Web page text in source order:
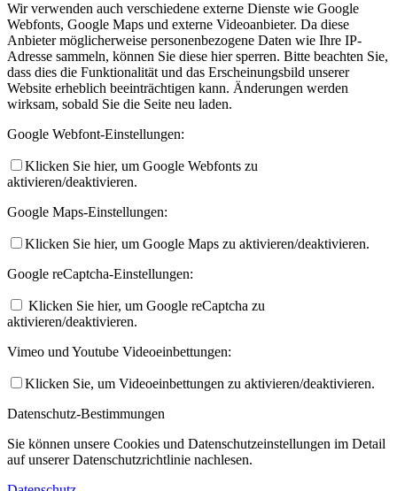
Wir verwenden auch verschiedene externe Dienste wie Google
Webfonts, Google Maps und externe Videoanbieter. Da diese
Anbieter möglicherweise personenbezogene Daten wie Ihre IP-
Adresse sammeln, können Sie diese hier sperren. Bitte beachten Sie,
dass dies die Funktionalität und das Erscheinungsbild unserer
Website erheblich beeinträchtigen kann. Änderungen werden
wirksam, sobald Sie die Seite neu laden.
Google Webfont-Einstellungen:
Klicken Sie hier, um Google Webfonts zu
aktivieren/deaktivieren.
Google Maps-Einstellungen:
Klicken Sie hier, um Google Maps zu aktivieren/deaktivieren.
Google reCaptcha-Einstellungen:
Klicken Sie hier, um Google reCaptcha zu
aktivieren/deaktivieren.
Vimeo und Youtube Videoeinbettungen:
Klicken Sie, um Videoeinbettungen zu aktivieren/deaktivieren.
Datenschutz-Bestimmungen
Sie können unsere Cookies und Datenschutzeinstellungen im Detail
auf unserer Datenschutzrichtlinie nachlesen.